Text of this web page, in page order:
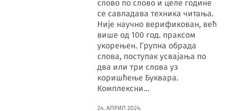
слово по слово и целе године
се савладава техника читања.
Није научно верификован, већ
више од 100 год. праксом
укорењен. Групна обрада
слова, поступак усвајања по
два или три слова уз
коришћење Буквара.
Комплексни…
24. АПРИЛ 2024.